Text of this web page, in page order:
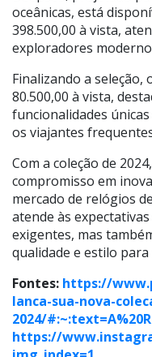
oceânicas, está
398.500,00 à vista,
exploradores
Finalizando a seleção,
80.500,00 à vista,
funcionalidades
os viajantes
Com a coleção de
compromisso em
mercado de relógios
atende às
exigentes, mas
qualidade e estilo
Fontes: https://
lanca-sua-nova-
2024/
https://